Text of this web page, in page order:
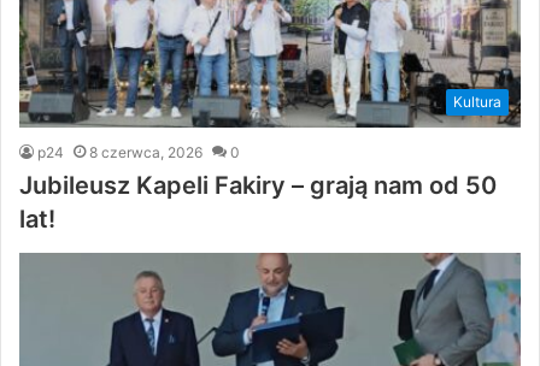
Kultura
p24 8 czerwca, 2026 0
Jubileusz Kapeli Fakiry – grają nam od 50
lat!